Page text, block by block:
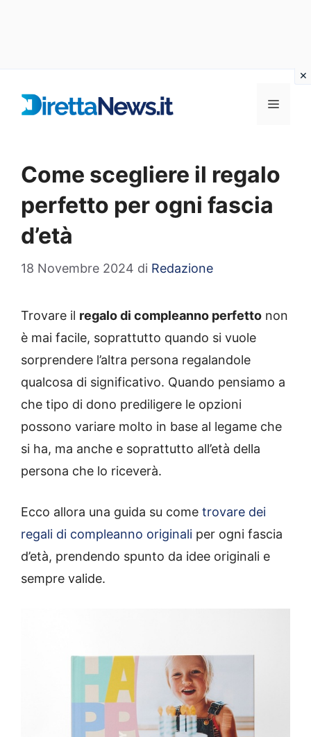
Menu
Come scegliere il regalo
perfetto per ogni fascia
d’età
18 Novembre 2024 di Redazione
Trovare il regalo di compleanno perfetto non
è mai facile, soprattutto quando si vuole
sorprendere l’altra persona regalandole
qualcosa di significativo. Quando pensiamo a
che tipo di dono prediligere le opzioni
possono variare molto in base al legame che
si ha, ma anche e soprattutto all’età della
persona che lo riceverà.
Ecco allora una guida su come trovare dei
regali di compleanno originali per ogni fascia
d’età, prendendo spunto da idee originali e
sempre valide.